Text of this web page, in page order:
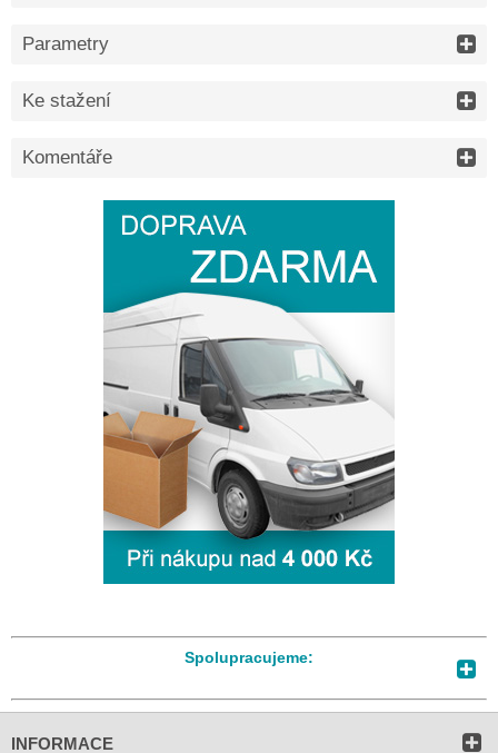
Parametry
Ke stažení
Komentáře
Spolupracujeme:
INFORMACE